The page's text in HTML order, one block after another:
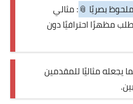
بصريًا 📎: مثالي
مظهرًا احترافيًا دون
يجعله مثاليًا للمقدمين